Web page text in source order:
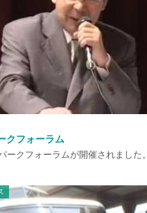
クフォーラム
ークフォーラムが開催されました。